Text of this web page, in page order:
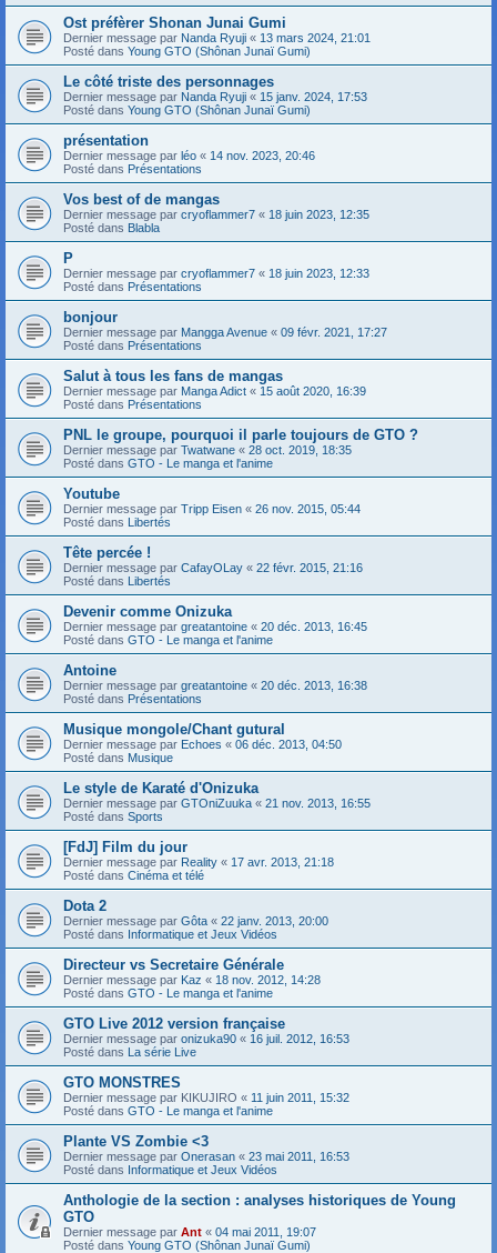
Ost préfèrer Shonan Junai Gumi
Dernier message par Nanda Ryuji « 13 mars 2024, 21:01
Posté dans Young GTO (Shônan Junaï Gumi)
Le côté triste des personnages
Dernier message par Nanda Ryuji « 15 janv. 2024, 17:53
Posté dans Young GTO (Shônan Junaï Gumi)
présentation
Dernier message par léo « 14 nov. 2023, 20:46
Posté dans Présentations
Vos best of de mangas
Dernier message par cryoflammer7 « 18 juin 2023, 12:35
Posté dans Blabla
P
Dernier message par cryoflammer7 « 18 juin 2023, 12:33
Posté dans Présentations
bonjour
Dernier message par Mangga Avenue « 09 févr. 2021, 17:27
Posté dans Présentations
Salut à tous les fans de mangas
Dernier message par Manga Adict « 15 août 2020, 16:39
Posté dans Présentations
PNL le groupe, pourquoi il parle toujours de GTO ?
Dernier message par Twatwane « 28 oct. 2019, 18:35
Posté dans GTO - Le manga et l'anime
Youtube
Dernier message par Tripp Eisen « 26 nov. 2015, 05:44
Posté dans Libertés
Tête percée !
Dernier message par CafayOLay « 22 févr. 2015, 21:16
Posté dans Libertés
Devenir comme Onizuka
Dernier message par greatantoine « 20 déc. 2013, 16:45
Posté dans GTO - Le manga et l'anime
Antoine
Dernier message par greatantoine « 20 déc. 2013, 16:38
Posté dans Présentations
Musique mongole/Chant gutural
Dernier message par Echoes « 06 déc. 2013, 04:50
Posté dans Musique
Le style de Karaté d'Onizuka
Dernier message par GTOniZuuka « 21 nov. 2013, 16:55
Posté dans Sports
[FdJ] Film du jour
Dernier message par Reality « 17 avr. 2013, 21:18
Posté dans Cinéma et télé
Dota 2
Dernier message par Gôta « 22 janv. 2013, 20:00
Posté dans Informatique et Jeux Vidéos
Directeur vs Secretaire Générale
Dernier message par Kaz « 18 nov. 2012, 14:28
Posté dans GTO - Le manga et l'anime
GTO Live 2012 version française
Dernier message par onizuka90 « 16 juil. 2012, 16:53
Posté dans La série Live
GTO MONSTRES
Dernier message par KIKUJIRO « 11 juin 2011, 15:32
Posté dans GTO - Le manga et l'anime
Plante VS Zombie <3
Dernier message par Onerasan « 23 mai 2011, 16:53
Posté dans Informatique et Jeux Vidéos
Anthologie de la section : analyses historiques de Young
GTO
Dernier message par Ant « 04 mai 2011, 19:07
Posté dans Young GTO (Shônan Junaï Gumi)